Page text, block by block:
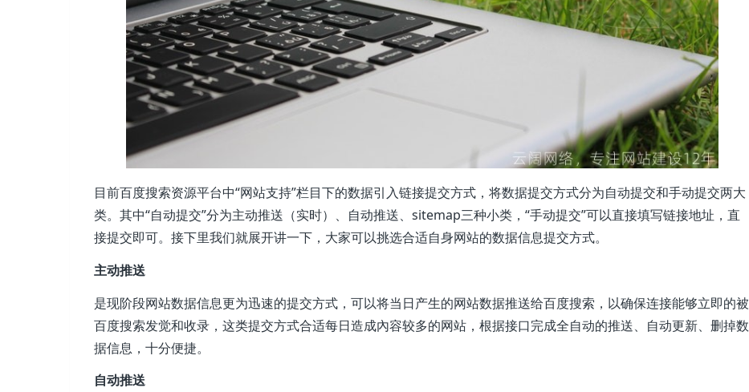
目前百度搜索资源平台中“网站支持”栏目下的数据引入链接提交方式，将数据提交方式分为自动提交和手动提交两大
类。其中“自动提交”分为主动推送（实时）、自动推送、sitemap三种小类，“手动提交”可以直接填写链接地址，直
接提交即可。接下里我们就展开讲一下，大家可以挑选合适自身网站的数据信息提交方式。
主动推送
是现阶段网站数据信息更为迅速的提交方式，可以将当日产生的网站数据推送给百度搜索，以确保连接能够立即的被
百度搜索发觉和收录，这类提交方式合适每日造成內容较多的网站，根据接口完成全自动的推送、自动更新、删掉数
据信息，十分便捷。
自动推送